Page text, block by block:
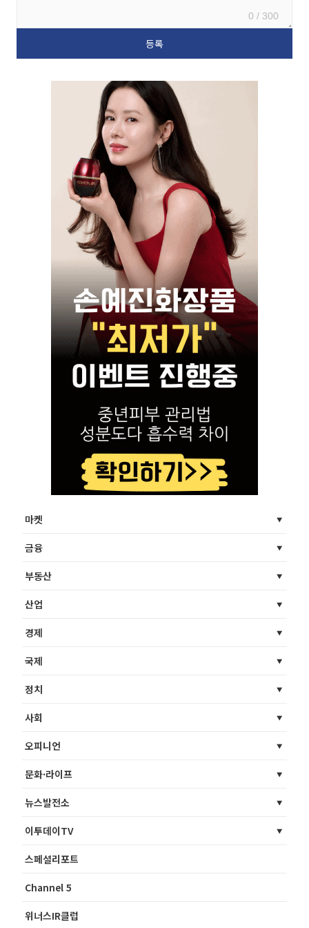
0 / 300
마켓
금융
부동산
산업
경제
국제
정치
사회
오피니언
문화·라이프
뉴스발전소
이투데이TV
스페셜리포트
Channel 5
위너스IR클럽